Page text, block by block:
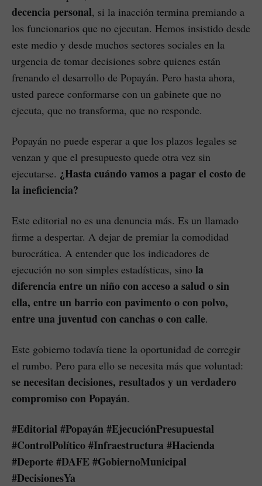
decencia personal, si la inacción termina premiando a
los funcionarios que no ejecutan. Hemos insistido desde
este medio y desde muchos sectores sociales en la
urgencia de tomar decisiones sobre quienes están
frenando el desarrollo de Popayán. Pero hasta ahora,
usted parece conformarse con un gabinete que no
ejecuta, que no transforma, que no responde.
Popayán no puede esperar a que los plazos legales se
venzan y que el presupuesto quede otra vez sin
ejecutarse. ¿Hasta cuándo vamos a pagar el costo de
la ineficiencia?
Este editorial no es una denuncia más. Es un llamado
firme a despertar. A dejar de premiar la comodidad
burocrática. A entender que los indicadores de
ejecución no son simples estadísticas, sino la
diferencia entre un niño con acceso a salud o sin
ella, entre un barrio con pavimento o con polvo,
entre una juventud con canchas o con calle.
Este gobierno todavía tiene la oportunidad de corregir
el rumbo. Pero para ello se necesita más que voluntad:
se necesitan decisiones, resultados y un verdadero
compromiso con Popayán.
#Editorial #Popayán #EjecuciónPresupuestal
#ControlPolítico #Infraestructura #Hacienda
#Deporte #DAFE #GobiernoMunicipal
#DecisionesYa